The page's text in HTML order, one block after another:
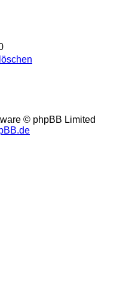
© phpBB Limited